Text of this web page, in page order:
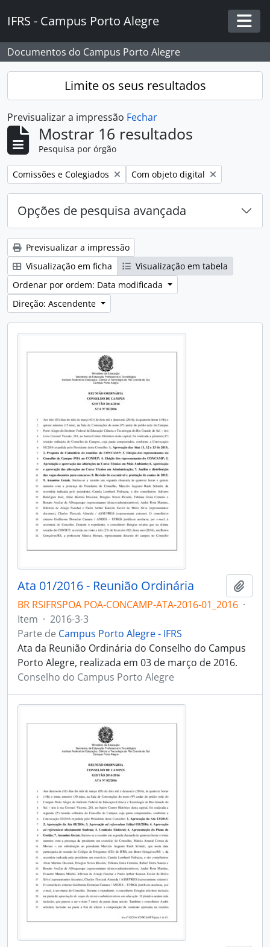
IFRS - Campus Porto Alegre
Documentos do Campus Porto Alegre
Limite os seus resultados
Previsualizar a impressão Fechar
Mostrar 16 resultados
Pesquisa por órgão
Remover filtro:
Comissões e Colegiados Remover filtro:
Com objeto digital
Opções de pesquisa avançada
Previsualizar a impressão
Visualização em ficha
Visualização em tabela
Ordenar por ordem: Data modificada
Direção: Ascendente
Ata 01/2016 - Reunião Ordinária
BR RSIFRSPOA POA-CONCAMP-ATA-2016-01_2016 ·
Item · 2016-3-3
Parte de Campus Porto Alegre - IFRS
Ata da Reunião Ordinária do Conselho do Campus
Porto Alegre, realizada em 03 de março de 2016.
Conselho do Campus Porto Alegre